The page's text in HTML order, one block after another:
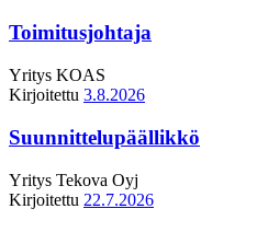
Toimitusjohtaja
Yritys KOAS
Kirjoitettu 3.8.2026
Suunnittelupäällikkö
Yritys Tekova Oyj
Kirjoitettu 22.7.2026